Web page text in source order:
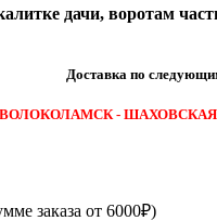
дачи, воротам
Доставка по
ВОЛОКОЛАМСК -
заказа от 6000₽)